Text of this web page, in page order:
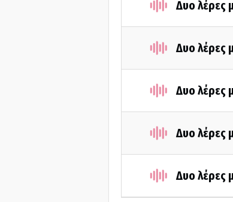
Δυο λέρες
Δυο λέρες
Δυο λέρες
Δυο λέρες
Δυο λέρες